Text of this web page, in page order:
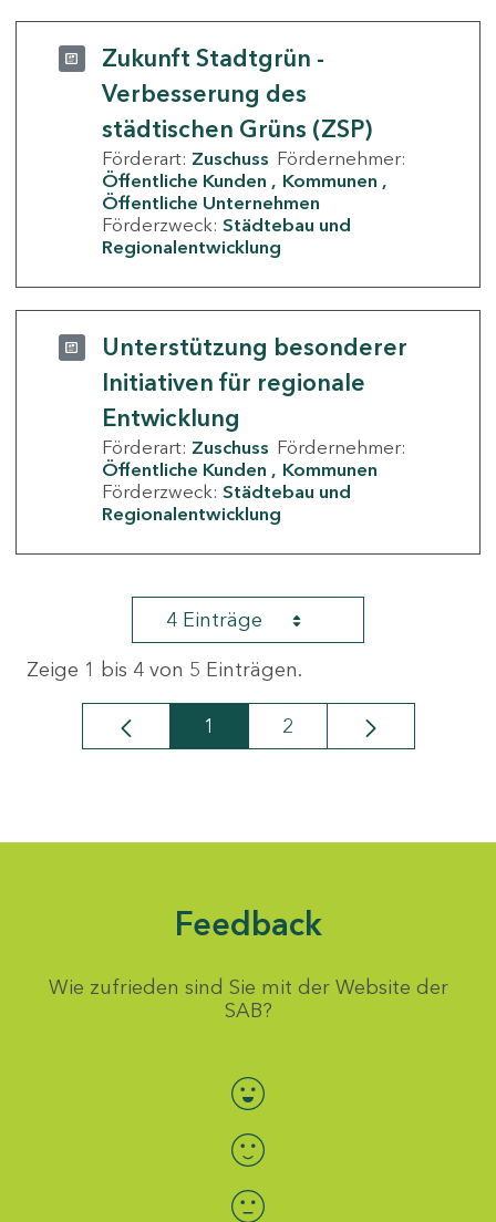
Zukunft Stadtgrün -
Verbesserung des
städtischen Grüns (ZSP)
Förderart: Zuschuss Fördernehmer:
Öffentliche Kunden
Kommunen
Öffentliche Unternehmen
Förderzweck: Städtebau und
Regionalentwicklung
Unterstützung besonderer
Initiativen für regionale
Entwicklung
Förderart: Zuschuss Fördernehmer:
Öffentliche Kunden
Kommunen
Förderzweck: Städtebau und
Regionalentwicklung
4 Einträge
Zeige 1 bis 4 von 5 Einträgen.
Seite
1 Seite
2
Feedback
Wie zufrieden sind Sie mit der Website der
SAB?
Bewertung auswählen